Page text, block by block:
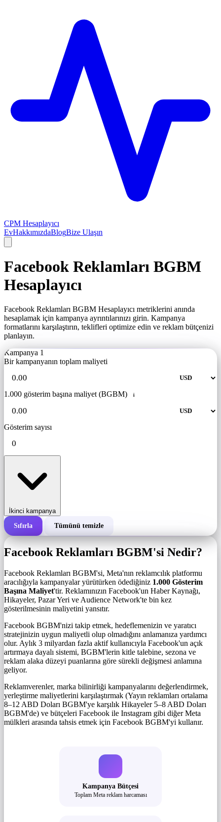
CPM Hesaplayıcı
EvHakkımızdaBlogBize Ulaşın
Facebook Reklamları BGBM
Hesaplayıcı
Facebook Reklamları BGBM Hesaplayıcı metriklerini anında
hesaplamak için kampanya ayrıntılarınızı girin. Kampanya
formatlarını karşılaştırın, teklifleri optimize edin ve reklam bütçenizi
planlayın.
Kampanya 1
Bir kampanyanın toplam maliyeti
1.000 gösterim başına maliyet (BGBM) i
Gösterim sayısı
İkinci kampanya
Bir kampanyanın toplam maliyeti
Gösterim sayısı
Sıfırla Tümünü temizle
Facebook Reklamları BGBM'si Nedir?
Facebook Reklamları BGBM'si, Meta'nın reklamcılık platformu
aracılığıyla kampanyalar yürütürken ödediğiniz 1.000 Gösterim
Başına Maliyet'tir. Reklamınızın Facebook'un Haber Kaynağı,
Hikayeler, Pazar Yeri ve Audience Network'te bin kez
gösterilmesinin maliyetini yansıtır.
Facebook BGBM'nizi takip etmek, hedeflemenizin ve yaratıcı
stratejinizin uygun maliyetli olup olmadığını anlamanıza yardımcı
olur. Aylık 3 milyardan fazla aktif kullanıcıyla Facebook'un açık
artırmaya dayalı sistemi, BGBM'lerin kitle talebine, sezona ve
reklam alaka düzeyi puanlarına göre sürekli değişmesi anlamına
geliyor.
Reklamverenler, marka bilinirliği kampanyalarını değerlendirmek,
yerleştirme maliyetlerini karşılaştırmak (Yayın reklamları ortalama
8–12 ABD Doları BGBM'ye karşılık Hikayeler 5–8 ABD Doları
BGBM'de) ve bütçeleri Facebook ile Instagram gibi diğer Meta
mülkleri arasında tahsis etmek için Facebook BGBM'yi kullanır.
Kampanya Bütçesi
Toplam Meta reklam harcaması